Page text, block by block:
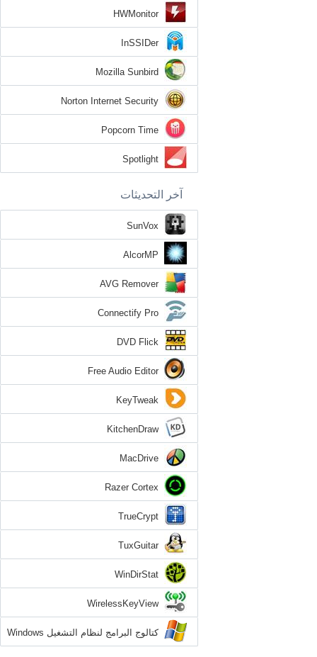
HWMonitor
InSSIDer
Mozilla Sunbird
Norton Internet Security
Popcorn Time
Spotlight
آخر التحديثات
SunVox
AlcorMP
AVG Remover
Connectify Pro
DVD Flick
Free Audio Editor
KeyTweak
KitchenDraw
MacDrive
Razer Cortex
TrueCrypt
TuxGuitar
WinDirStat
WirelessKeyView
كتالوج البرامج لنظام التشغيل Windows
7